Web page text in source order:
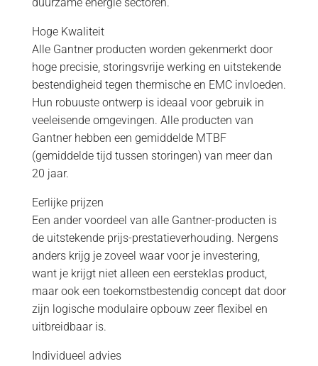
Hoge Kwaliteit
Alle Gantner producten worden gekenmerkt door
hoge precisie, storingsvrije werking en uitstekende
bestendigheid tegen thermische en EMC invloeden.
Hun robuuste ontwerp is ideaal voor gebruik in
veeleisende omgevingen. Alle producten van
Gantner hebben een gemiddelde MTBF
(gemiddelde tijd tussen storingen) van meer dan
20 jaar.
Eerlijke prijzen
Een ander voordeel van alle Gantner-producten is
de uitstekende prijs-prestatieverhouding. Nergens
anders krijg je zoveel waar voor je investering,
want je krijgt niet alleen een eersteklas product,
maar ook een toekomstbestendig concept dat door
zijn logische modulaire opbouw zeer flexibel en
uitbreidbaar is.
Individueel advies